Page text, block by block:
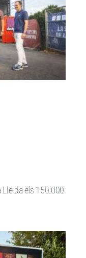
els 150.000